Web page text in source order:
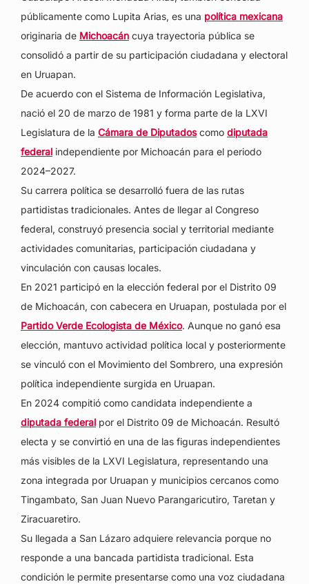
públicamente como Lupita Arias, es una política mexicana
originaria de Michoacán cuya trayectoria pública se
consolidó a partir de su participación ciudadana y electoral
en Uruapan.
De acuerdo con el Sistema de Información Legislativa,
nació el 20 de marzo de 1981 y forma parte de la LXVI
Legislatura de la Cámara de Diputadoscomo diputada
federal independiente por Michoacán para el periodo
2024–2027.
Su carrera política se desarrolló fuera de las rutas
partidistas tradicionales. Antes de llegar al Congreso
federal, construyó presencia social y territorial mediante
actividades comunitarias, participación ciudadana y
vinculación con causas locales.
En 2021 participó en la elección federal por el Distrito 09
de Michoacán, con cabecera en Uruapan, postulada por el
Partido Verde Ecologista de México. Aunque no ganó esa
elección, mantuvo actividad política local y posteriormente
se vinculó con el Movimiento del Sombrero, una expresión
política independiente surgida en Uruapan.
En 2024 compitió como candidata independiente a
diputada federal por el Distrito 09 de Michoacán. Resultó
electa y se convirtió en una de las figuras independientes
más visibles de la LXVI Legislatura, representando una
zona integrada por Uruapan y municipios cercanos como
Tingambato, San Juan Nuevo Parangaricutiro, Taretan y
Ziracuaretiro.
Su llegada a San Lázaro adquiere relevancia porque no
responde a una bancada partidista tradicional. Esta
condición le permite presentarse como una voz ciudadana